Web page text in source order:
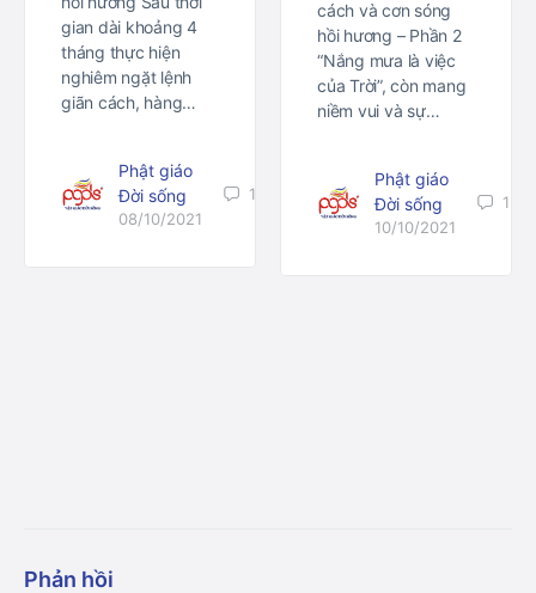
gian dài khoảng 4
tháng thực hiện
nghiêm ngặt lệnh
giãn cách, hàng…
Phật giáo
Đời sống
08/10/2021
1
cách và cơn sóng
hồi hương – Phần 2
“Nắng mưa là việc
của Trời”, còn mang
niềm vui và sự…
Phật giáo
Đời sống
10/10/2021
1
Phản hồi